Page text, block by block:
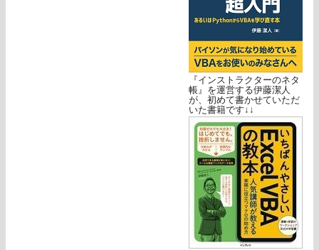
『インストラクターのネタ
帳』を運営する伊藤潔人
が、初めて書かせていただ
いた書籍です↓↓